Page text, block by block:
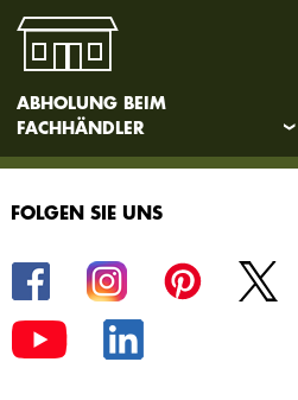
ABHOLUNG BEIM
FACHHÄNDLER
FOLGEN SIE UNS